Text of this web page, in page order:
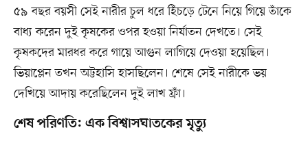
৫৯ বছর বয়সী সেই নারীর চুল ধরে হিঁচড়ে টেনে নিয়ে গিয়ে তাঁকে
বাধ্য করেন দুই কৃষকের ওপর হওয়া নির্যাতন দেখতে। সেই
কৃষকদের মারধর করে গায়ে আগুন লাগিয়ে দেওয়া হয়েছিল।
ভিয়াপ্লেন তখন অট্টহাসি হাসছিলেন। শেষে সেই নারীকে ভয়
দেখিয়ে আদায় করেছিলেন দুই লাখ ফ্রাঁ।
শেষ পরিণতি: এক বিশ্বাসঘাতকের মৃত্যু